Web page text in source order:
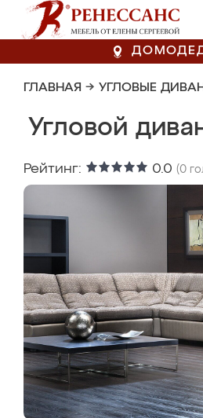
ГЛАВНАЯ → УГЛОВЫЕ
Угловой
Рейтинг: 0.0 (0